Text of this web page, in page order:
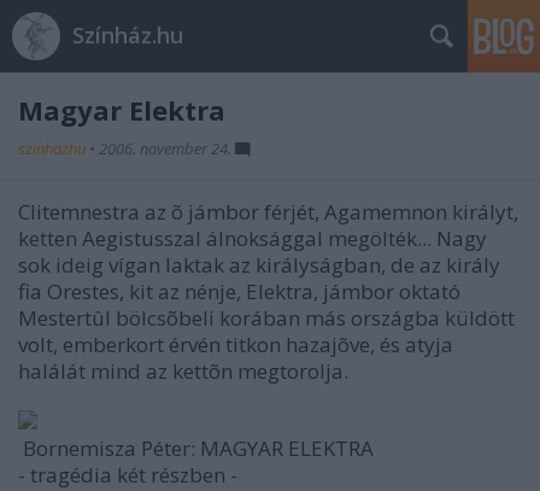
Színház.hu
Magyar Elektra
szinhazhu • 2006. november 24.
Clitemnestra az õ jámbor férjét, Agamemnon királyt,
ketten Aegistusszal álnoksággal megölték... Nagy
sok ideig vígan laktak az királyságban, de az király
fia Orestes, kit az nénje, Elektra, jámbor oktató
Mestertûl bölcsõbeli korában más országba küldött
volt, emberkort érvén titkon hazajõve, és atyja
halálát mind az kettõn megtorolja.
Bornemisza Péter: MAGYAR ELEKTRA
- tragédia két részben -